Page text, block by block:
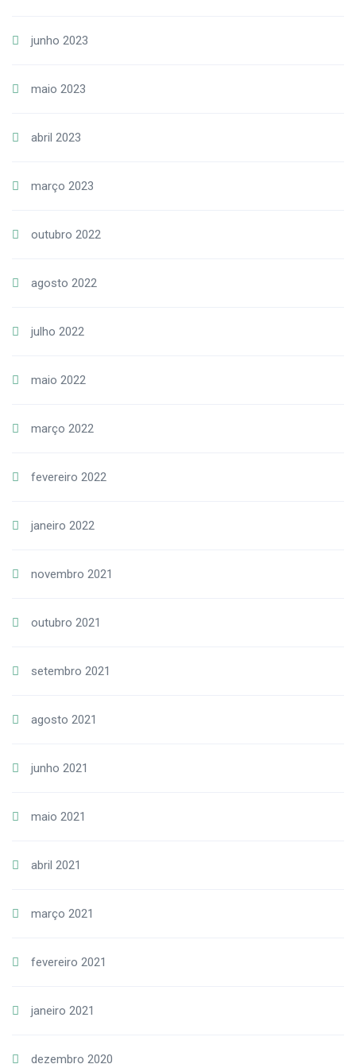
junho 2023
maio 2023
abril 2023
março 2023
outubro 2022
agosto 2022
julho 2022
maio 2022
março 2022
fevereiro 2022
janeiro 2022
novembro 2021
outubro 2021
setembro 2021
agosto 2021
junho 2021
maio 2021
abril 2021
março 2021
fevereiro 2021
janeiro 2021
dezembro 2020